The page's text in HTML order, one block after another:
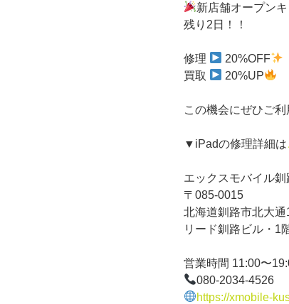
新店舗オープン
残り2日！！
修理
20%OFF
買取
20%UP
この機会にぜひご
▼iPadの修理詳細は
エックスモバイル
〒085-0015
北海道釧路市北大
リード釧路ビル・1
営業時間 11:00〜
080-2034-4526
https://xmobile-